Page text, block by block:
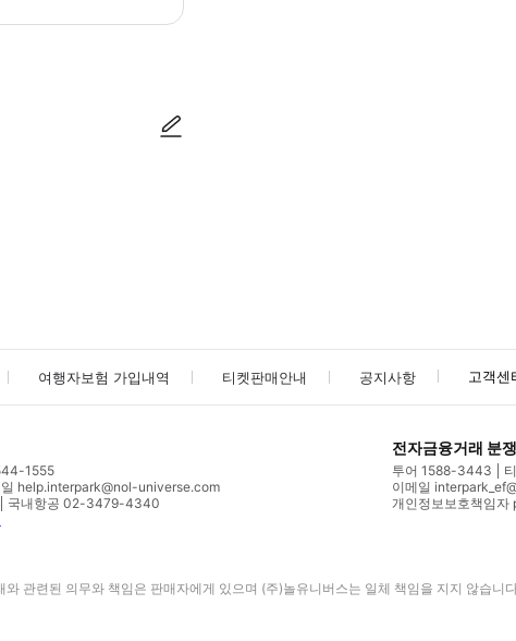
여행자보험 가입내역 티켓판매안내 공지사항 고객센
1555
일 help.interpark@nol-universe.com
국내항공 02-3479-4340
전자금융거래 분
투어 1588-3443
이메일
개인정보보호책임
관련된 의무와 책임은 판매자에게 있으며 (주)놀유니버스는 일체 책임을 지지 않습니